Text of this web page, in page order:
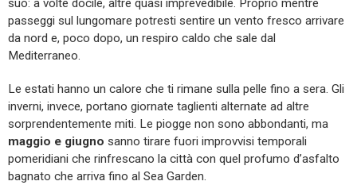
suo: a volte docile, altre quasi imprevedibile. Proprio mentre
passeggi sul lungomare potresti sentire un vento fresco arrivare
da nord e, poco dopo, un respiro caldo che sale dal
Mediterraneo.
Le estati hanno un calore che ti rimane sulla pelle fino a sera. Gli
inverni, invece, portano giornate taglienti alternate ad altre
sorprendentemente miti. Le piogge non sono abbondanti, ma
maggio e giugno sanno tirare fuori improvvisi temporali
pomeridiani che rinfrescano la città con quel profumo d’asfalto
bagnato che arriva fino al Sea Garden.